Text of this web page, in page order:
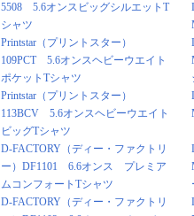
5508 5.6オンスビッグシルエットT
シャツ
Printstar（プリントスター）
109PCT 5.6オンスヘビーウエイト
ポケットTシャツ
Printstar（プリントスター）
113BCV 5.6オンスヘビーウエイト
ビッグTシャツ
D-FACTORY（ディー・ファクトリ
ー）DF1101 6.6オンス プレミア
ムコンフォートTシャツ
D-FACTORY（ディー・ファクトリ